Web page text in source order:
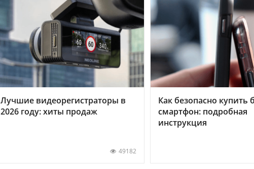
Лучшие видеорегистраторы в
2026 году: хиты продаж
49182
Как безопасно купить
смартфон: подробная
инструкция